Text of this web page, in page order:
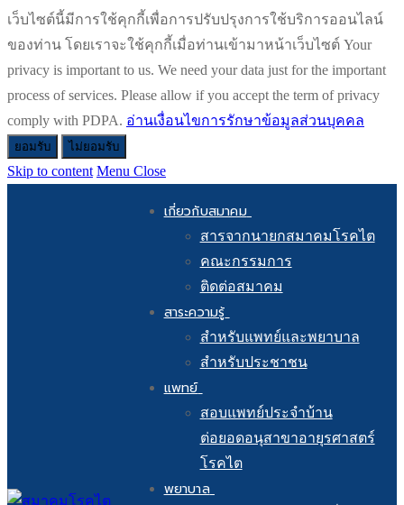
เว็บไซต์นี้มีการใช้คุกกี้เพื่อการปรับปรุงการใช้บริการออนไลน์
ของท่าน โดยเราจะใช้คุกกี้เมื่อท่านเข้ามาหน้าเว็บไซต์ Your
privacy is important to us. We need your data just for the important
process of services. Please allow if you accept the term of privacy
comply with PDPA. อ่านเงื่อนไขการรักษาข้อมูลส่วนบุคคล
ยอมรับ ไม่ยอมรับ
Skip to content Menu Close
เกี่ยวกับสมาคม
สารจากนายกสมาคมโรคไต
คณะกรรมการ
ติดต่อสมาคม
สาระความรู้
สำหรับแพทย์และพยาบาล
สำหรับประชาชน
แพทย์
สอบแพทย์ประจำบ้าน
ต่อยอดอนุสาขาอายุรศาสตร์
โรคไต
พยาบาล